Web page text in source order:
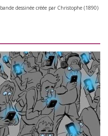
bande des­si­née créée par Christophe (1890)